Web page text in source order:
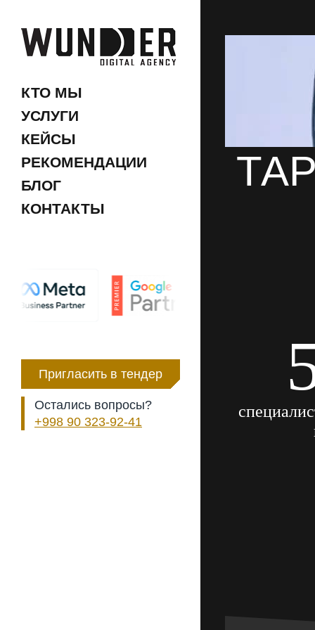
КТО МЫ
УСЛУГИ
КЕЙСЫ
РЕКОМЕНДАЦИИ
БЛОГ
КОНТАКТЫ
Пригласить в тендер
Остались вопросы?
+998 90 323-92-41